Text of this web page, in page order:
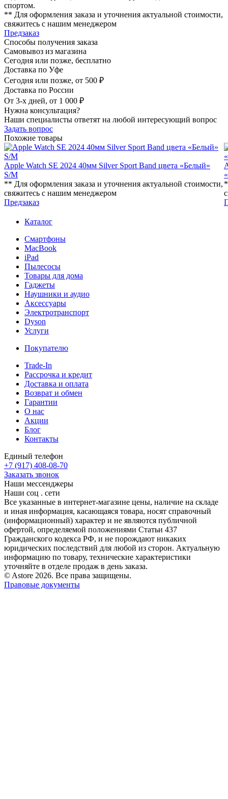
спортом.
** Для оформления заказа и уточнения актуальной стоимости,
свяжитесь с нашим менеджером
Предзаказ
Способы получения заказа
Самовывоз из магазина
Сегодня или позже, бесплатно
Доставка по Уфе
Сегодня или позже, от 500 ₽
Доставка по России
От 3-х дней, от 1 000 ₽
Нужна консультация?
Наши специалисты ответят на любой интересующий вопрос
Задать вопрос
Похожие товары
Apple Watch SE 2024 40мм Silver Sport Band цвета «Белый»
S/M
** Для оформления заказа и уточнения актуальной стоимости,
свяжитесь с нашим менеджером
Предзаказ
Каталог
Смартфоны
MacBook
iPad
Пылесосы
Товары для дома
Гаджеты
Наушники и аудио
Аксессуары
Электротранспорт
Dyson
Услуги
Покупателю
Trade-In
Рассрочка и кредит
Доставка и оплата
Возврат и обмен
Гарантии
О нас
Акции
Блог
Контакты
Единый телефон
+7 (917) 408-08-70
Заказать звонок
Наши мессенджеры
Наши соц . сети
Все указанные в интернет-магазине цены, наличие на складе
и иная информация, касающаяся товара, носят справочный
(информационный) характер и не являются публичной
офертой, определяемой положениями Статьи 437
Гражданского кодекса РФ, и не порождают никаких
юридических последствий для любой из сторон. Актуальную
информацию по товару, технические характеристики
уточняйте в отделе продаж в день заказа.
© Astore 2026. Все права защищены.
Правовые документы